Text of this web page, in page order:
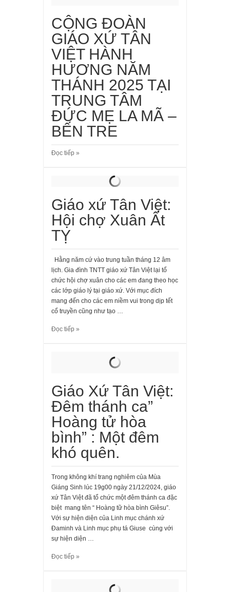
CỘNG ĐOÀN
GIÁO XỨ TÂN
VIỆT HÀNH
HƯƠNG NĂM
THÁNH 2025 TẠI
TRUNG TÂM
ĐỨC MẸ LA MÃ –
BẾN TRE
Đọc tiếp »
Giáo xứ Tân Việt:
Hội chợ Xuân Ất
TỴ
Hằng năm cứ vào trung tuần tháng 12 âm
lịch. Gia đình TNTT giáo xứ Tân Việt lại tổ
chức hội chợ xuân cho các em đang theo học
các lớp giáo lý tại giáo xứ. Với mục đích
mang đến cho các em niềm vui trong dịp tết
cổ truyền cũng như tạo …
Đọc tiếp »
Giáo Xứ Tân Việt:
Đêm thánh ca”
Hoàng tử hòa
bình” : Một đêm
khó quên.
Trong không khí trang nghiêm của Mùa
Giáng Sinh lúc 19g00 ngày 21/12/2024, giáo
xứ Tân Việt đã tổ chức một đêm thánh ca đặc
biệt mang tên “ Hoàng tữ hòa bình Giêsu”.
Với sự hiện diện của Linh mục chánh xứ
Đaminh và Linh mục phụ tá Giuse cùng với
sự hiện diện …
Đọc tiếp »